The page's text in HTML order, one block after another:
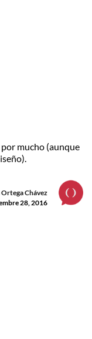
por mucho (aunque
Chávez
28, 2016